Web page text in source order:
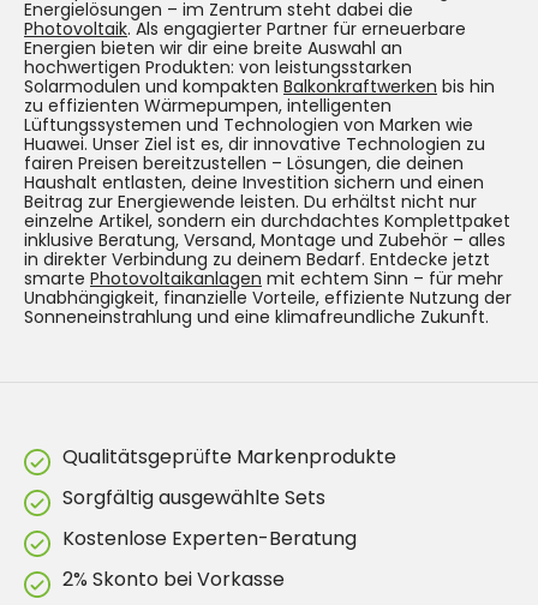
Energielösungen – im Zentrum steht dabei die
Photovoltaik. Als engagierter Partner für erneuerbare
Energien bieten wir dir eine breite Auswahl an
hochwertigen Produkten: von leistungsstarken
Solarmodulen und kompakten Balkonkraftwerken bis hin
zu effizienten Wärmepumpen, intelligenten
Lüftungssystemen und Technologien von Marken wie
Huawei. Unser Ziel ist es, dir innovative Technologien zu
fairen Preisen bereitzustellen – Lösungen, die deinen
Haushalt entlasten, deine Investition sichern und einen
Beitrag zur Energiewende leisten. Du erhältst nicht nur
einzelne Artikel, sondern ein durchdachtes Komplettpaket
inklusive Beratung, Versand, Montage und Zubehör – alles
in direkter Verbindung zu deinem Bedarf. Entdecke jetzt
smarte Photovoltaikanlagen mit echtem Sinn – für mehr
Unabhängigkeit, finanzielle Vorteile, effiziente Nutzung der
Sonneneinstrahlung und eine klimafreundliche Zukunft.
Qualitätsgeprüfte Markenprodukte
Sorgfältig ausgewählte Sets
Kostenlose Experten-Beratung
2% Skonto bei Vorkasse